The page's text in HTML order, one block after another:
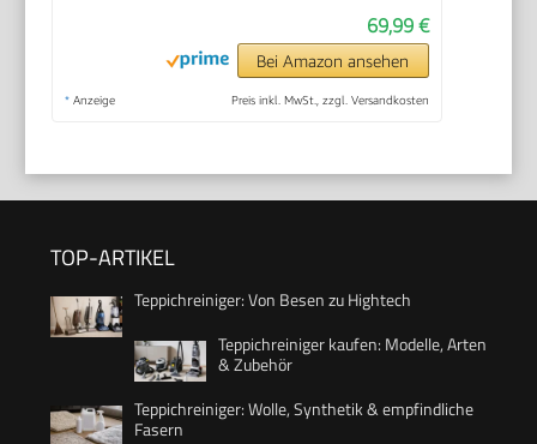
69,99 €
Bei Amazon ansehen
* Anzeige Preis inkl. MwSt., zzgl. Versandkosten
TOP-ARTIKEL
Teppichreiniger: Von Besen zu Hightech
Teppichreiniger kaufen: Modelle, Arten
& Zubehör
Teppichreiniger: Wolle, Synthetik & empfindliche
Fasern